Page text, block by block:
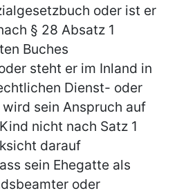
oder ist er
§ 28 Absatz 1
Buches
steht er im Inland in
Dienst- oder
sein Anspruch auf
nicht nach Satz 1
darauf
sein Ehegatte als
oder